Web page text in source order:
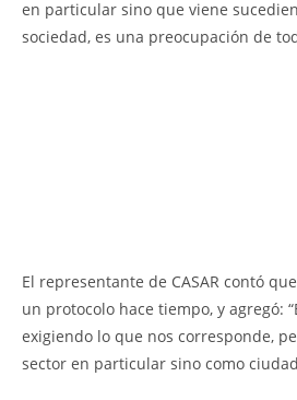
en particular sino que viene
sociedad, es una preocupación de
El representante de CASAR contó
un protocolo hace tiempo, y agregó:
exigiendo lo que nos corresponde,
sector en particular sino como